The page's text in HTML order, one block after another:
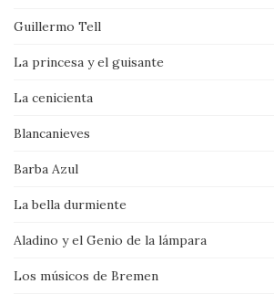
Guillermo Tell
La princesa y el guisante
La cenicienta
Blancanieves
Barba Azul
La bella durmiente
Aladino y el Genio de la lámpara
Los músicos de Bremen